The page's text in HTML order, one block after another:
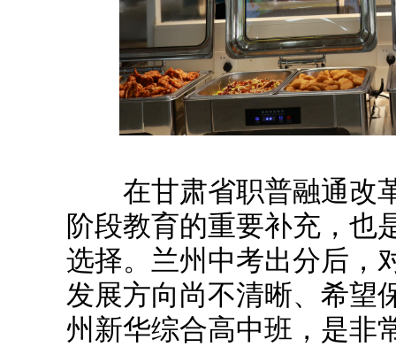
在甘肃省职普融通改革
阶段教育的重要补充，也
选择。兰州中考出分后，
发展方向尚不清晰、希望
州新华综合高中班，是非